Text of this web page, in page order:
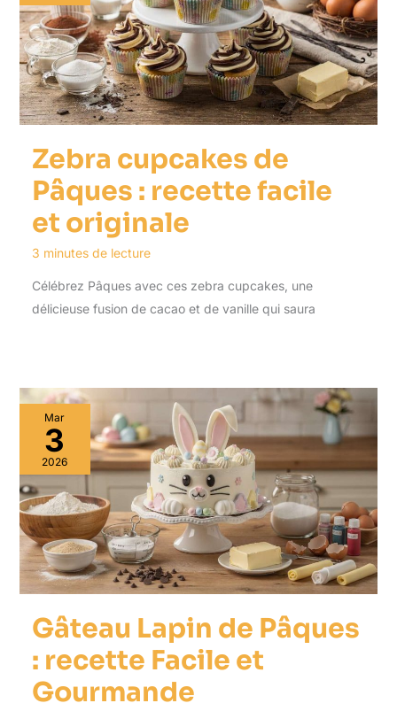
Zebra cupcakes de
Pâques : recette facile
et originale
3 minutes de lecture
Célébrez Pâques avec ces zebra cupcakes, une
délicieuse fusion de cacao et de vanille qui saura
Mar
3
2026
Gâteau Lapin de Pâques
: recette Facile et
Gourmande